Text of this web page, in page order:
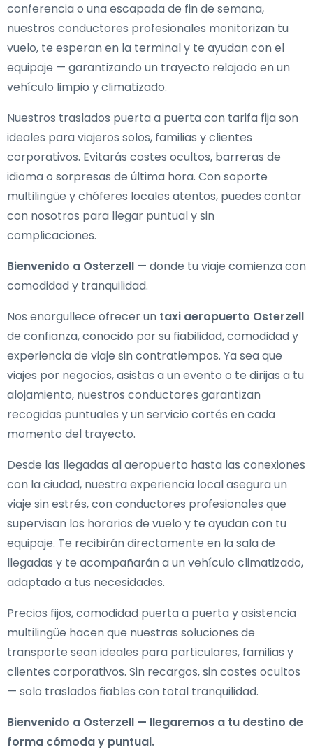
conferencia o una escapada de fin de semana,
nuestros conductores profesionales monitorizan tu
vuelo, te esperan en la terminal y te ayudan con el
equipaje — garantizando un trayecto relajado en un
vehículo limpio y climatizado.
Nuestros traslados puerta a puerta con tarifa fija son
ideales para viajeros solos, familias y clientes
corporativos. Evitarás costes ocultos, barreras de
idioma o sorpresas de última hora. Con soporte
multilingüe y chóferes locales atentos, puedes contar
con nosotros para llegar puntual y sin
complicaciones.
Bienvenido a Osterzell — donde tu viaje comienza con
comodidad y tranquilidad.
Nos enorgullece ofrecer un taxi aeropuerto Osterzell
de confianza, conocido por su fiabilidad, comodidad y
experiencia de viaje sin contratiempos. Ya sea que
viajes por negocios, asistas a un evento o te dirijas a tu
alojamiento, nuestros conductores garantizan
recogidas puntuales y un servicio cortés en cada
momento del trayecto.
Desde las llegadas al aeropuerto hasta las conexiones
con la ciudad, nuestra experiencia local asegura un
viaje sin estrés, con conductores profesionales que
supervisan los horarios de vuelo y te ayudan con tu
equipaje. Te recibirán directamente en la sala de
llegadas y te acompañarán a un vehículo climatizado,
adaptado a tus necesidades.
Precios fijos, comodidad puerta a puerta y asistencia
multilingüe hacen que nuestras soluciones de
transporte sean ideales para particulares, familias y
clientes corporativos. Sin recargos, sin costes ocultos
— solo traslados fiables con total tranquilidad.
Bienvenido a Osterzell — llegaremos a tu destino de
forma cómoda y puntual.